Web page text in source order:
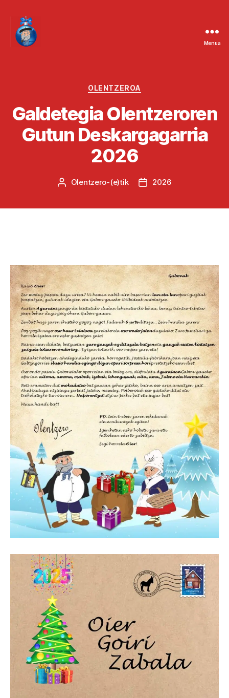
Menua
Kategoriak
OLENTZEROA
Galdetegia Olentzeroren
Gutun Deskargagarria
2026
Argitalpenaren
Olentzero-(e)tik
Argitalpenaren
2026